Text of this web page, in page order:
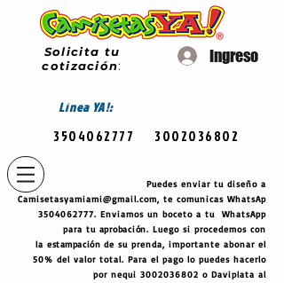
Solicita tu
cotización:
Ingreso
LíneaYA!:
3504062777 3002036802
Puedes enviar tu diseño a
Camisetasyamiami@gmail.com, te comunicas WhatsAp
3504062777. Enviamos un boceto a tu WhatsApp
para tu aprobación. Luego si procedemos con
laestampación de su prenda, importante abonar el
50% del valor total. Para el pago lo puedes hacerlo
por nequi 3002036802 o Daviplata al